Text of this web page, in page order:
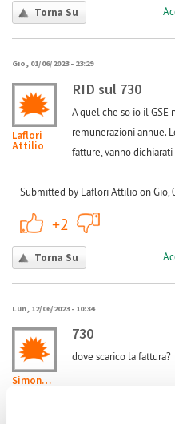
Torna Su
Gio, 01/06/2023 - 23:29
Laflori
Attilio
RID sul 730
A quel che so io il
remunerazioni annue.
fatture, vanno
Submitted by Laflori Attilio on Gio,
+2
Torna Su
Lun, 12/06/2023 - 10:34
Simone124
730
dove scarico la fattura?
Submitted by